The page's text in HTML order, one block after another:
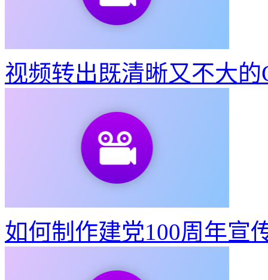
视频转出既清晰又不大的
如何制作建党100周年宣